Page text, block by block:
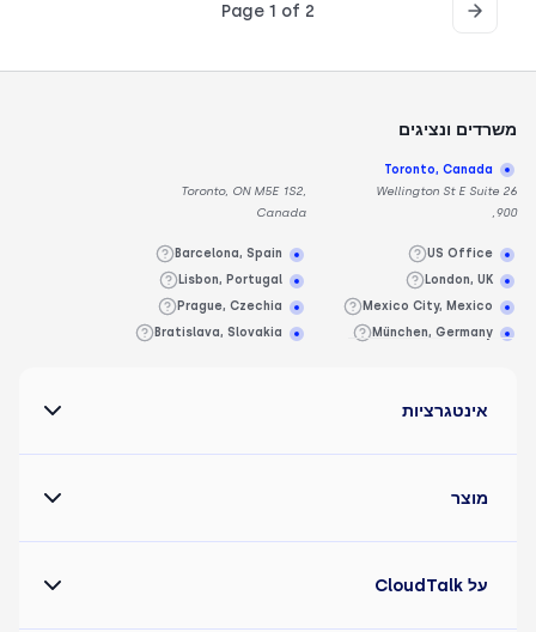
Page 1 of 2
משרדים ונציגים
Toronto, Canada
26 Wellington St E Suite
900,
Toronto, ON M5E 1S2,
Canada
US Office
London, UK
Mexico City, Mexico
München, Germany
Barcelona, Spain
Lisbon, Portugal
Prague, Czechia
Bratislava, Slovakia
אינטגרציות
מוצר
על CloudTalk